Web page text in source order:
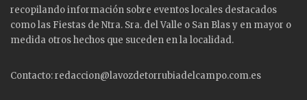
recopilando información sobre eventos locales destacados
como las Fiestas de Ntra. Sra. del Valle o San Blas y en mayor o
medida otros hechos que suceden en la localidad.
Contacto: redaccion@lavozdetorrubiadelcampo.com.es